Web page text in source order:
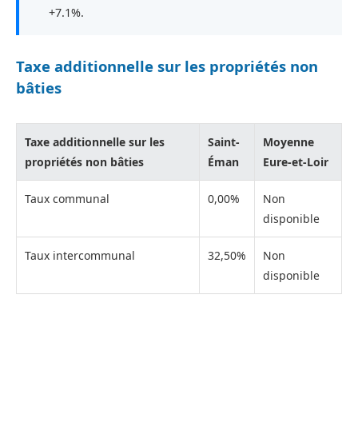
+7.1%.
Taxe additionnelle sur les propriétés non
bâties
Taxe additionnelle sur les
propriétés non bâties
Saint-
Éman
Moyenne
Eure-et-Loir
Taux communal 0,00%
Non
disponible
Taux intercommunal 32,50%
Non
disponible